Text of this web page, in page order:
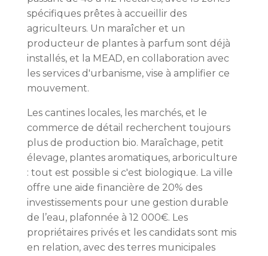
spécifiques prêtes à accueillir des
agriculteurs. Un maraîcher et un
producteur de plantes à parfum sont déjà
installés, et la MEAD, en collaboration avec
les services d'urbanisme, vise à amplifier ce
mouvement.
Les cantines locales, les marchés, et le
commerce de détail recherchent toujours
plus de production bio. Maraîchage, petit
élevage, plantes aromatiques, arboriculture
: tout est possible si c'est biologique. La ville
offre une aide financière de 20% des
investissements pour une gestion durable
de l’eau, plafonnée à 12 000€. Les
propriétaires privés et les candidats sont mis
en relation, avec des terres municipales